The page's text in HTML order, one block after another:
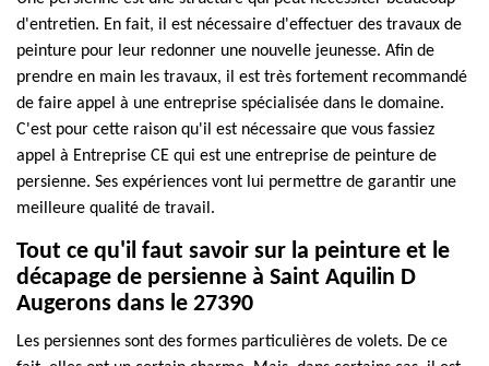
d'entretien. En fait, il est nécessaire d'effectuer des travaux de
peinture pour leur redonner une nouvelle jeunesse. Afin de
prendre en main les travaux, il est très fortement recommandé
de faire appel à une entreprise spécialisée dans le domaine.
C'est pour cette raison qu'il est nécessaire que vous fassiez
appel à Entreprise CE qui est une entreprise de peinture de
persienne. Ses expériences vont lui permettre de garantir une
meilleure qualité de travail.
Tout ce qu'il faut savoir sur la peinture et le
décapage de persienne à Saint Aquilin D
Augerons dans le 27390
Les persiennes sont des formes particulières de volets. De ce